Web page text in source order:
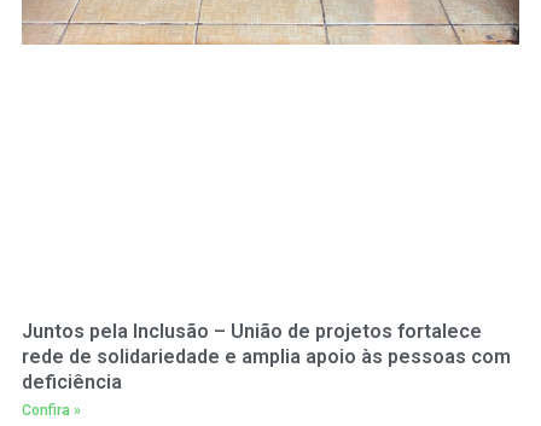
Juntos pela Inclusão – União de projetos fortalece
rede de solidariedade e amplia apoio às pessoas com
deficiência
Confira »